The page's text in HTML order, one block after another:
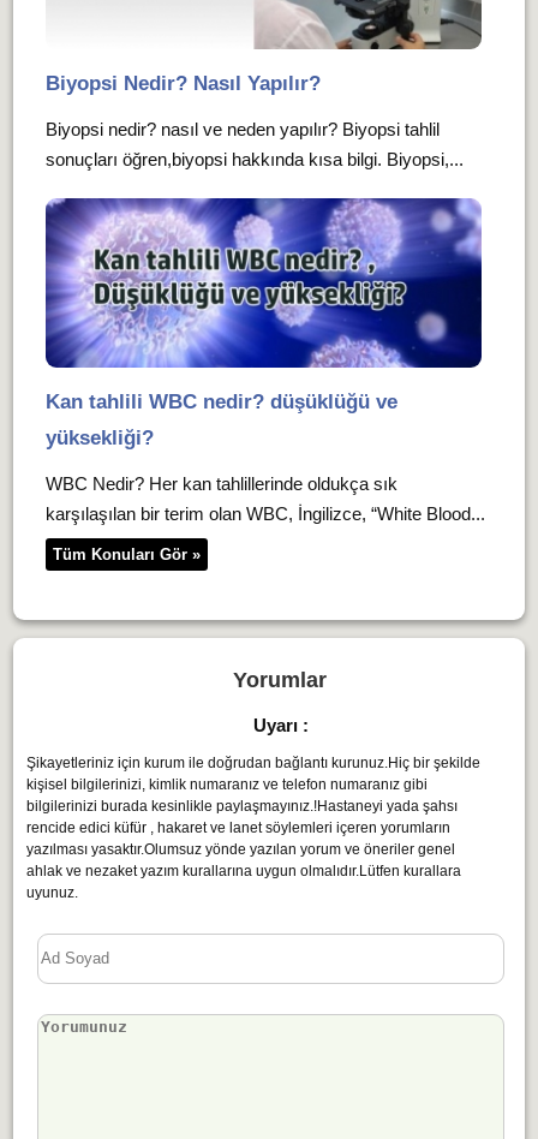
Biyopsi Nedir? Nasıl Yapılır?
Biyopsi nedir? nasıl ve neden yapılır? Biyopsi tahlil
sonuçları öğren,biyopsi hakkında kısa bilgi. Biyopsi,...
Kan tahlili WBC nedir? düşüklüğü ve
yüksekliği?
WBC Nedir? Her kan tahlillerinde oldukça sık
karşılaşılan bir terim olan WBC, İngilizce, “White Blood...
Tüm Konuları Gör »
Yorumlar
Uyarı :
Şikayetleriniz için kurum ile doğrudan bağlantı kurunuz.Hiç bir şekilde
kişisel bilgilerinizi, kimlik numaranız ve telefon numaranız gibi
bilgilerinizi burada kesinlikle paylaşmayınız.!Hastaneyi yada şahsı
rencide edici küfür , hakaret ve lanet söylemleri içeren yorumların
yazılması yasaktır.Olumsuz yönde yazılan yorum ve öneriler genel
ahlak ve nezaket yazım kurallarına uygun olmalıdır.Lütfen kurallara
uyunuz.